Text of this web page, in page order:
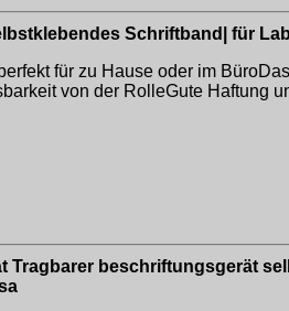
Schriftband| für
für zu Hause oder im
von der RolleGute Haftung
Tragbarer beschriftungsgerät